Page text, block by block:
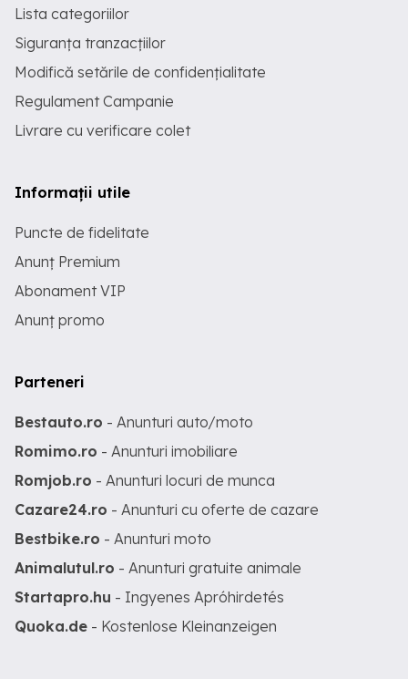
Lista categoriilor
Siguranța tranzacțiilor
Modifică setările de confidențialitate
Regulament Campanie
Livrare cu verificare colet
Informații utile
Puncte de fidelitate
Anunț Premium
Abonament VIP
Anunț promo
Parteneri
Bestauto.ro - Anunturi auto/moto
Romimo.ro - Anunturi imobiliare
Romjob.ro - Anunturi locuri de munca
Cazare24.ro - Anunturi cu oferte de cazare
Bestbike.ro - Anunturi moto
Animalutul.ro - Anunturi gratuite animale
Startapro.hu - Ingyenes Apróhirdetés
Quoka.de - Kostenlose Kleinanzeigen